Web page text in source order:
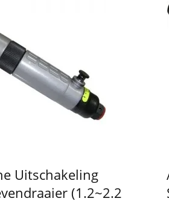
Uitschakeling
(1.2~2.2